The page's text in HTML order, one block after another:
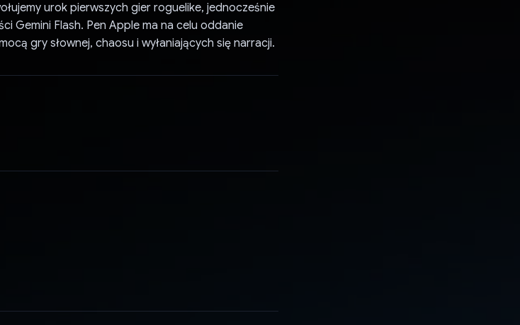
urok pierwszych gier roguelike, jednocześnie
Gemini Flash. Pen Apple ma na celu oddanie
gry słownej, chaosu i wyłaniających się narracji.